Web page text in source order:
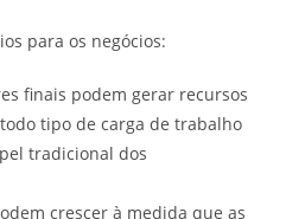
para os negócios:
finais podem gerar recursos
tipo de carga de trabalho
tradicional dos
crescer à medida que as